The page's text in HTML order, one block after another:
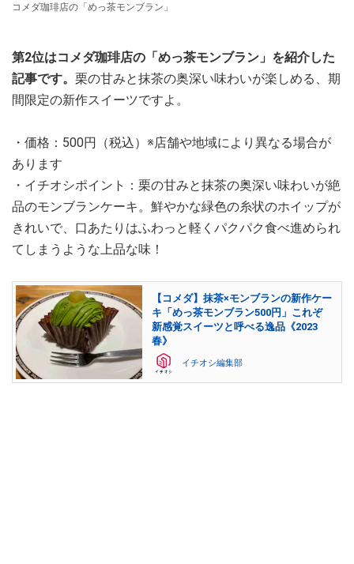
コメダ珈琲店の「めっ茶モンブラン」
第2位はコメダ珈琲店の「めっ茶モンブラン」を紹介した
記事です。 栗の甘みと抹茶の奥深い味わいが楽しめる、期
間限定の新作スイーツですよ。
・価格：500円（税込）※店舗や地域により異なる場合が
あります
・イチオシポイント：栗の甘みと抹茶の奥深い味わいが絶
品のモンブランケーキ。鮮やかな緑色の糸状のホイップが
きれいで、口あたりはふわっと軽くパクパク食べ進められ
てしまうような上品な味！
【コメダ】抹茶×モンブランの新作ケー
キ「めっ茶モンブラン500円」これぞ
新感覚スイーツと呼べる逸品《2023
春》
イチオシ編集部